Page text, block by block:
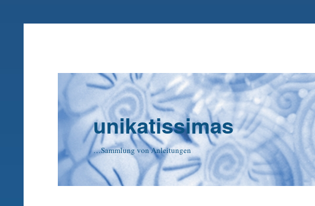
unikatissimas
…Sammlung von Anleitungen